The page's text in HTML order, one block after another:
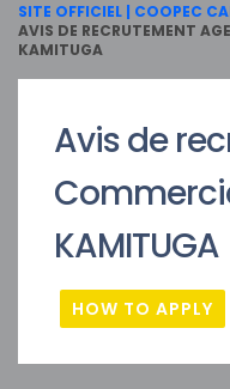
SITE OFFICIEL | COOPEC
AVIS DE RECRUTEMENT
KAMITUGA
Avis de
KAMITUGA
HOW TO APPLY